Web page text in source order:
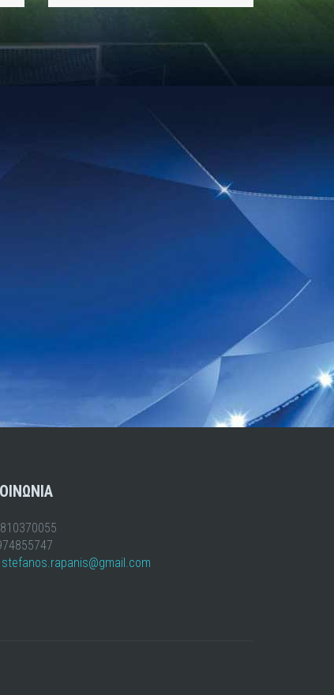
stefanos.rapanis@gmail.com